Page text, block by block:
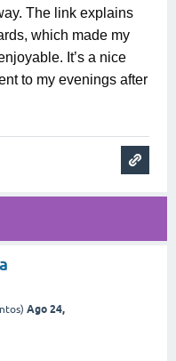
The link explains
which made my
It’s a nice
to my evenings after
Ago 24,